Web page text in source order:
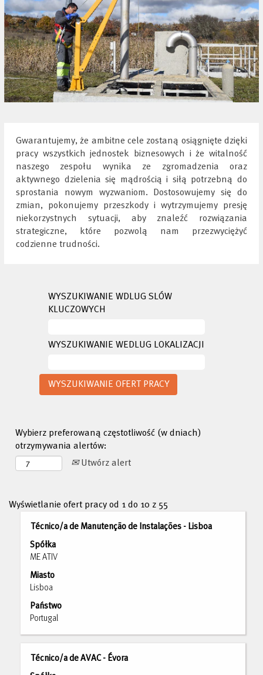
Gwarantujemy, że ambitne cele zostaną osiągnięte dzięki
pracy wszystkich jednostek biznesowych i że witalność
naszego zespołu wynika ze zgromadzenia oraz
aktywnego dzielenia się mądrością i siłą potrzebną do
sprostania nowym wyzwaniom. Dostosowujemy się do
zmian, pokonujemy przeszkody i wytrzymujemy presję
niekorzystnych sytuacji, aby znaleźć rozwiązania
strategiczne, które pozwolą nam przezwyciężyć
codzienne trudności.
WYSZUKIWANIE WDLUG SLÓW
KLUCZOWYCH
WYSZUKIWANIE WEDLUG LOKALIZACJI
Wybierz preferowaną częstotliwość (w dniach)
otrzymywania alertów:
Utwórz alert
Wyświetlanie ofert pracy od 1 do 10 z 55
dla
10
z
Tytuł
Técnico/a de Manutenção de Instalações - Lisboa
Spółka
ME ATIV
Miasto
Lisboa
Państwo
Portugal
Zaznacz
za
pomocą
aby
wyświetlić
pełną
treść
oferty
pracy.
Tytuł
Técnico/a de AVAC - Évora
Zaznacz
za